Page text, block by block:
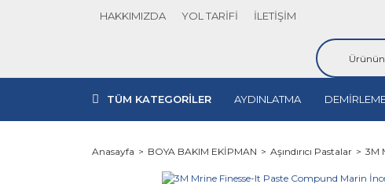
HAKKIMIZDA YOL TARİFİ İLETİŞİM
TÜM KATEGORİLER AYDINLATMA
Anasayfa BOYA BAKIM EKİPMAN Aşındırıcı Pastalar 3M